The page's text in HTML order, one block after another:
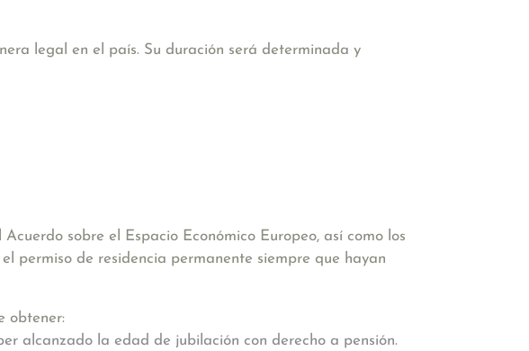
legal en el país. Su duración será determinada y
sobre el Espacio Económico Europeo, así como los
permiso de residencia permanente siempre que hayan
obtener:
alcanzado la edad de jubilación con derecho a pensión.